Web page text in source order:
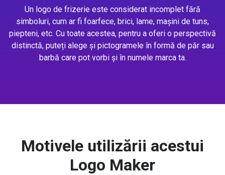
Un logo de frizerie este considerat incomplet fără
simboluri, cum ar fi foarfece, brici, lame, mașini de tuns,
piepteni, etc. Cu toate acestea, pentru a oferi o perspectivă
distinctă, puteți alege și pictogramele în formă de păr sau
barbă care pot vorbi și în numele marca ta.
Motivele utilizării acestui
Logo Maker